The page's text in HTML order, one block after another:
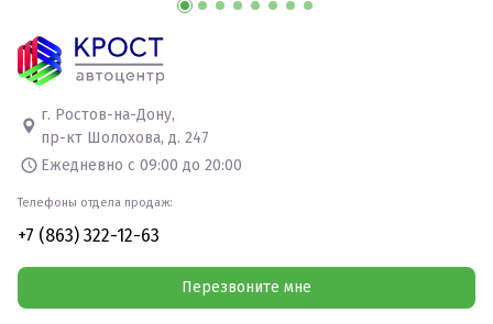
г. Ростов-на-Дону,
пр-кт Шолохова, д. 247
Ежедневно с 09:00 до 20:00
Телефоны отдела продаж:
+7 (863) 322-12-63
Перезвоните мне